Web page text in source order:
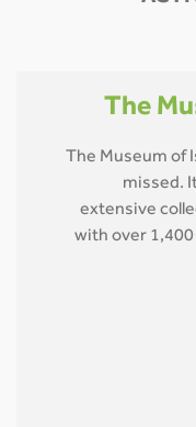
The
The Museum
extensive
with over